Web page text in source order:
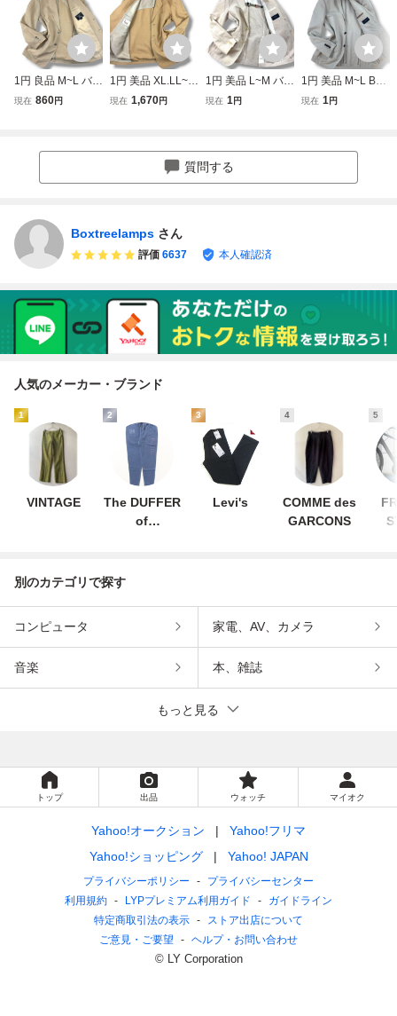
1円 良品 M~L バー
バリー BURBERR
現在 860円
1円 美品 XL.LL~X
XL.2XL パパス PA
麻 日本製 メンズ
ベージュ 50 春夏
現在 1,670円
1円 美品 L~M バー
バリー BURBERR
ャケット リネン混
麻 メンズ ベージ
現在 1円
1円 美品 M~L BU
RBERRY LONDO
現在 1円
質問する
Boxtreelamps さん
評価 6637 本人確認済
人気のメーカー・ブランド
1
VINTAGE
2
The DUFFER
of
3
Levi's
4
COMME des
GARCONS
5
別のカテゴリで探す
コンピュータ 家電、AV、カメラ
音楽 本、雑誌
もっと見る
トップ 出品 ウォッチ マイオク
Yahoo!オークション
Yahoo!フリマ
Yahoo!ショッピング
Yahoo! JAPAN
プライバシーポリシー
プライバシーセンター
利用規約
LYPプレミアム利用ガイド
ガイドライン
特定商取引法の表示
ストア出店について
ご意見・ご要望
ヘルプ・お問い合わせ
© LY Corporation